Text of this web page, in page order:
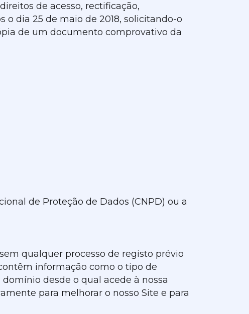
de acesso, rectificação,
dia 25 de maio de 2018, solicitando-o
de um documento comprovativo da
de Proteção de Dados (CNPD) ou a
qualquer processo de registo prévio
informação como o tipo de
desde o qual acede à nossa
para melhorar o nosso Site e para